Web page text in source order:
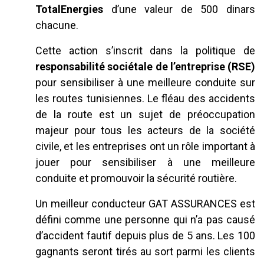
TotalEnergies d’une valeur de 500 dinars
chacune.
Cette action s’inscrit dans la politique de
responsabilité sociétale de l’entreprise (RSE)
pour sensibiliser à une meilleure conduite sur
les routes tunisiennes. Le fléau des accidents
de la route est un sujet de préoccupation
majeur pour tous les acteurs de la société
civile, et les entreprises ont un rôle important à
jouer pour sensibiliser à une meilleure
conduite et promouvoir la sécurité routière.
Un meilleur conducteur GAT ASSURANCES est
défini comme une personne qui n’a pas causé
d’accident fautif depuis plus de 5 ans. Les 100
gagnants seront tirés au sort parmi les clients